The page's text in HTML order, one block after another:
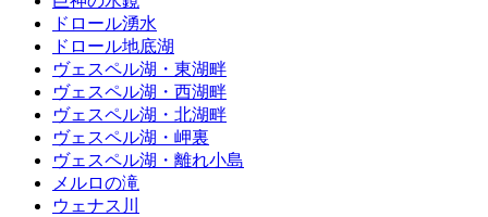
ドロール湧水
ドロール地底湖
ヴェスペル湖・東湖畔
ヴェスペル湖・西湖畔
ヴェスペル湖・北湖畔
ヴェスペル湖・岬裏
ヴェスペル湖・離れ小島
メルロの滝
ウェナス川